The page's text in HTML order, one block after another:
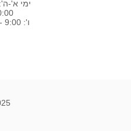
ו': 9:00 - 15:00
2025